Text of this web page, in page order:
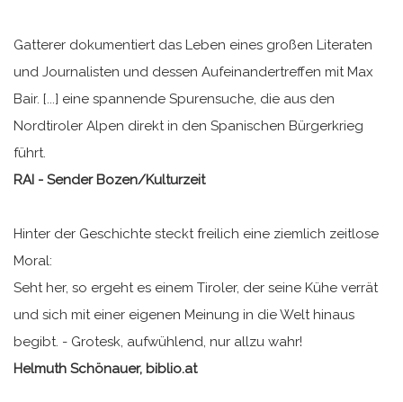
Gatterer dokumentiert das Leben eines großen Literaten
und Journalisten und dessen Aufeinandertreffen mit Max
Bair. [...] eine spannende Spurensuche, die aus den
Nordtiroler Alpen direkt in den Spanischen Bürgerkrieg
führt.
RAI - Sender Bozen/Kulturzeit
Hinter der Geschichte steckt freilich eine ziemlich zeitlose
Moral:
Seht her, so ergeht es einem Tiroler, der seine Kühe verrät
und sich mit einer eigenen Meinung in die Welt hinaus
begibt. - Grotesk, aufwühlend, nur allzu wahr!
Helmuth Schönauer, biblio.at